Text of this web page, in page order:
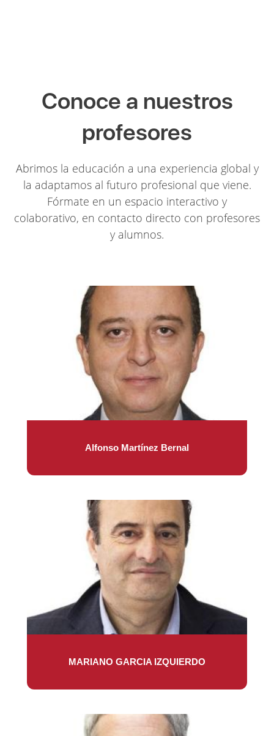
Conoce a nuestros
profesores
Abrimos la educación a una experiencia global y
la adaptamos al futuro profesional que viene.
Fórmate en un espacio interactivo y
colaborativo, en contacto directo con profesores
y alumnos.
Alfonso Martínez Bernal
MARIANO GARCIA IZQUIERDO